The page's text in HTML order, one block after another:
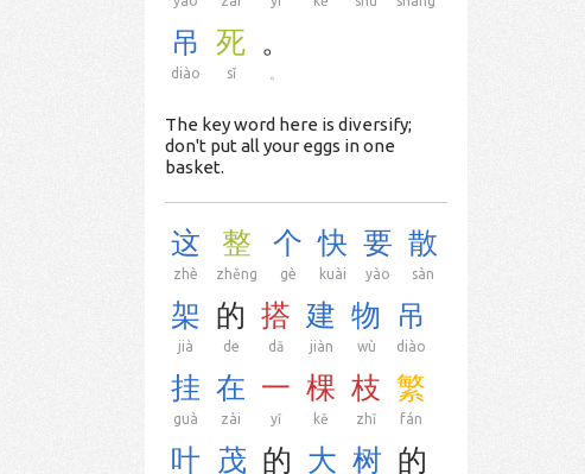
吊
diào
死
sǐ
。
The key word here is diversify;
don't put all your eggs in one
basket.
这
zhè
整
zhěng
个
gè
快
kuài
要
yào
散
sàn
架
jià
的
de
搭
dā
建
jiàn
物
wù
吊
diào
挂
guà
在
zài
一
yī
棵
kē
枝
zhī
繁
fán
叶 茂 的 大 树 的